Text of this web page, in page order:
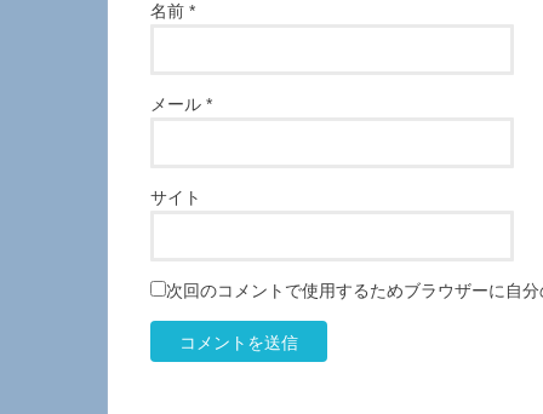
名前 *
メール *
サイト
次回のコメントで使用するためブラウザーに自